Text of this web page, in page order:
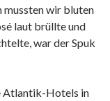
mussten wir bluten
laut brüllte und
war der Spuk
Atlantik-Hotels in